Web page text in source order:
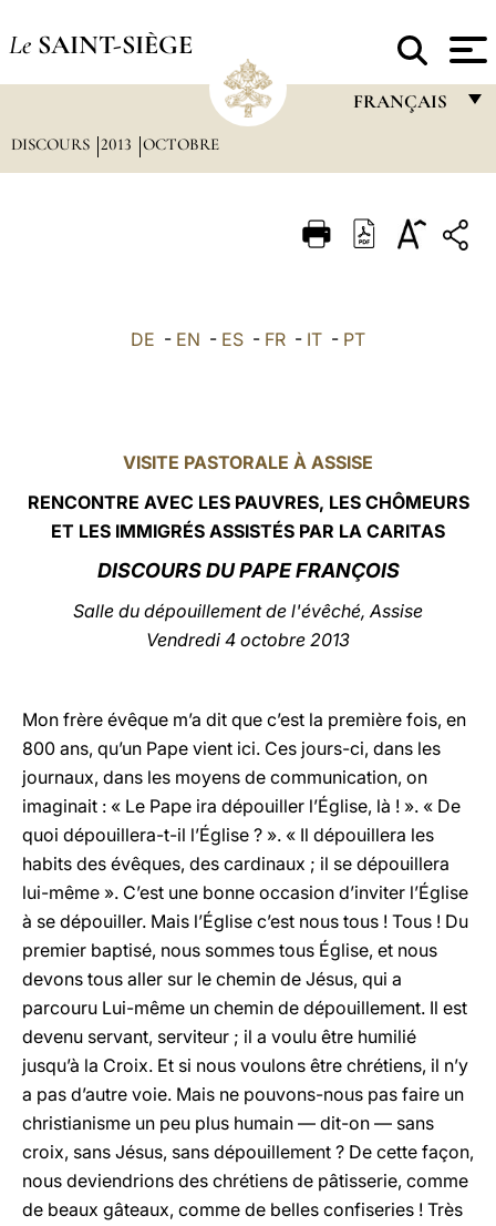
Le SAINT-SIÈGE
FRANÇAIS
ITALIANO
中文
LATINE
DISCOURS 2013 OCTOBRE
DE - EN - ES - FR - IT - PT
VISITE PASTORALE À ASSISE
RENCONTRE AVEC LES PAUVRES, LES CHÔMEURS
ET LES IMMIGRÉS ASSISTÉS PAR LA CARITAS
DISCOURS DU PAPE FRANÇOIS
Salle du dépouillement de l'évêché, Assise
Vendredi 4 octobre 2013
Mon frère évêque m’a dit que c’est la première fois, en
800 ans, qu’un Pape vient ici. Ces jours-ci, dans les
journaux, dans les moyens de communication, on
imaginait : « Le Pape ira dépouiller l’Église, là ! ». « De
quoi dépouillera-t-il l’Église ? ». « Il dépouillera les
habits des évêques, des cardinaux ; il se dépouillera
lui-même ». C’est une bonne occasion d’inviter l’Église
à se dépouiller. Mais l’Église c’est nous tous ! Tous ! Du
premier baptisé, nous sommes tous Église, et nous
devons tous aller sur le chemin de Jésus, qui a
parcouru Lui-même un chemin de dépouillement. Il est
devenu servant, serviteur ; il a voulu être humilié
jusqu’à la Croix. Et si nous voulons être chrétiens, il n’y
a pas d’autre voie. Mais ne pouvons-nous pas faire un
christianisme un peu plus humain — dit-on — sans
croix, sans Jésus, sans dépouillement ? De cette façon,
nous deviendrions des chrétiens de pâtisserie, comme
de beaux gâteaux, comme de belles confiseries ! Très